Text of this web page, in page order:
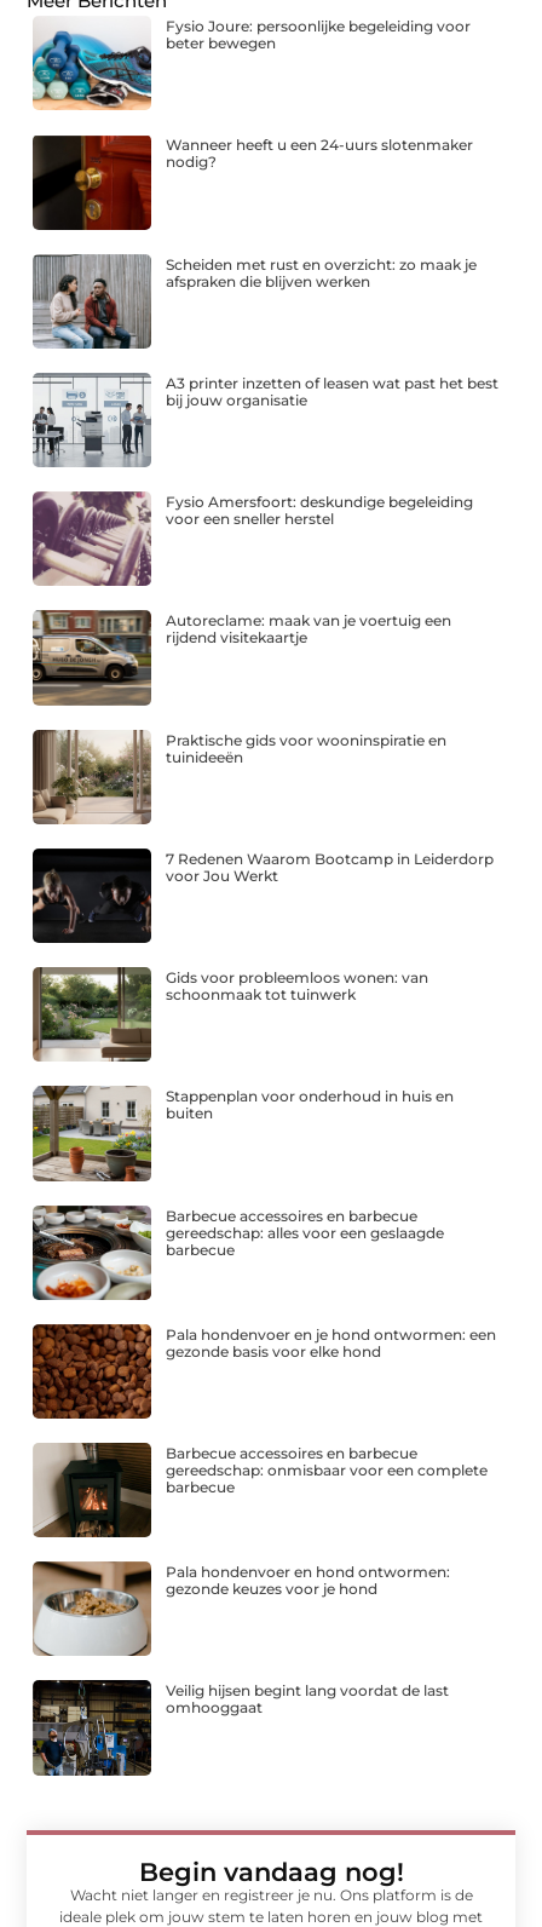
Fysio Joure: persoonlijke begeleiding voor
beter bewegen
Wanneer heeft u een 24-uurs slotenmaker
nodig?
Scheiden met rust en overzicht: zo maak je
afspraken die blijven werken
A3 printer inzetten of leasen wat past het best
bij jouw organisatie
Fysio Amersfoort: deskundige begeleiding
voor een sneller herstel
Autoreclame: maak van je voertuig een
rijdend visitekaartje
Praktische gids voor wooninspiratie en
tuinideeën
7 Redenen Waarom Bootcamp in Leiderdorp
voor Jou Werkt
Gids voor probleemloos wonen: van
schoonmaak tot tuinwerk
Stappenplan voor onderhoud in huis en
buiten
Barbecue accessoires en barbecue
gereedschap: alles voor een geslaagde
barbecue
Pala hondenvoer en je hond ontwormen: een
gezonde basis voor elke hond
Barbecue accessoires en barbecue
gereedschap: onmisbaar voor een complete
barbecue
Pala hondenvoer en hond ontwormen:
gezonde keuzes voor je hond
Veilig hijsen begint lang voordat de last
omhooggaat
Begin vandaag nog!
Wacht niet langer en registreer je nu. Ons platform is de
ideale plek om jouw stem te laten horen en jouw blog met